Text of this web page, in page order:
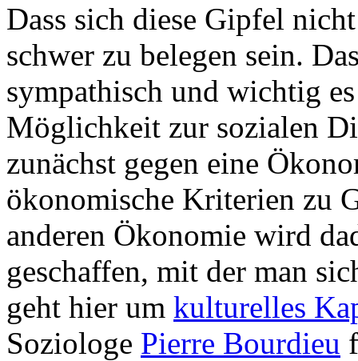
Dass sich diese Gipfel
schwer zu belegen sein.
sympathisch und wichtig
Möglichkeit zur sozialen
zunächst gegen eine
ökonomische Kriterien zu
anderen Ökonomie wird
geschaffen, mit der man
geht hier um kulturelles
Soziologe Pierre Bourdieu